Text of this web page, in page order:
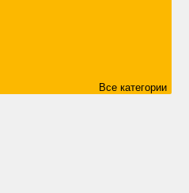
Все категории